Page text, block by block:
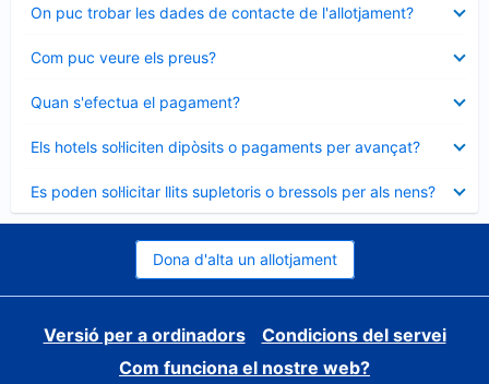
On puc trobar les dades de contacte de l'allotjament?
tancat
Com puc veure els preus?
tancat
Quan s'efectua el pagament?
tancat
Els hotels sol·liciten dipòsits o pagaments per avançat?
tancat
Es poden sol·licitar llits supletoris o bressols per als nens?
tancat
Dona d'alta un allotjament
Versió per a ordinadors
Condicions del servei
Com funciona el nostre web?